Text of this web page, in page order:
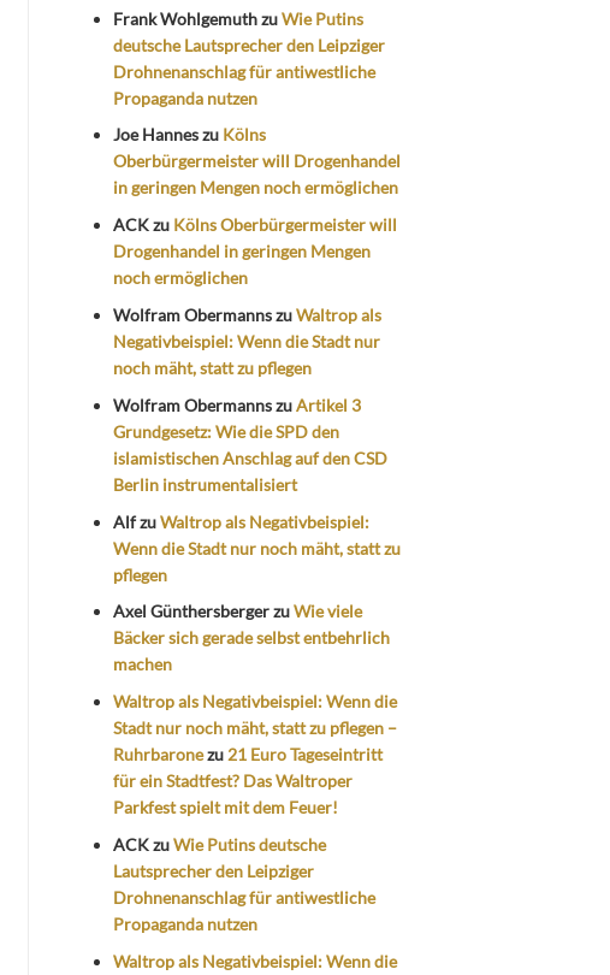
Frank WohlgemuthzuWie Putins
deutsche Lautsprecher den Leipziger
Drohnenanschlag für antiwestliche
Propaganda nutzen
Joe Hanneszu Kölns
Oberbürgermeister will Drogenhandel
in geringen Mengen noch ermöglichen
ACKzu Kölns Oberbürgermeister will
Drogenhandel in geringen Mengen
noch ermöglichen
Wolfram ObermannszuWaltrop als
Negativbeispiel: Wenn die Stadt nur
noch mäht, statt zu pflegen
Wolfram ObermannszuArtikel 3
Grundgesetz: Wie die SPD den
islamistischen Anschlag auf den CSD
Berlin instrumentalisiert
AlfzuWaltrop als Negativbeispiel:
Wenn die Stadt nur noch mäht, statt zu
pflegen
Axel GünthersbergerzuWie viele
Bäcker sich gerade selbst entbehrlich
machen
Waltrop als Negativbeispiel: Wenn die
Stadt nur noch mäht, statt zu pflegen –
Ruhrbaronezu 21 Euro Tageseintritt
für ein Stadtfest? Das Waltroper
Parkfest spielt mit dem Feuer!
ACKzuWie Putins deutsche
Lautsprecher den Leipziger
Drohnenanschlag für antiwestliche
Propaganda nutzen
Waltrop als Negativbeispiel: Wenn die